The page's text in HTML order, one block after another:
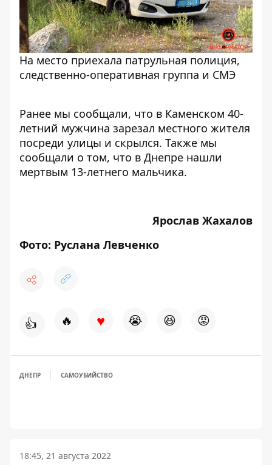
На место приехала патрульная полиция,
следственно-оперативная группа и СМЭ
Ранее мы сообщали, что в Каменском 40-
летний мужчина зарезал местного жителя
посреди улицы и скрылся. Также мы
сообщали о том, что в Днепре нашли
мертвым 13-летнего мальчика.
Ярослав Жахалов
Фото: Руслана Левченко
👍 🔥 ♥ 😭 😆 😡
ДНЕПР САМОУБИЙСТВО
18:45, 21 августа 2022